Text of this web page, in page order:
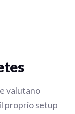
valutano
proprio setup